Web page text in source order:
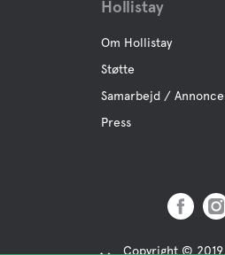
Bådudlejning
Cykeludlejning
Hollistay
Om Hollistay
Støtte
Samarbejd /
Press
Copyright © 2019